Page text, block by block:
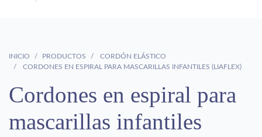
INICIO PRODUCTOS
CORDÓN ELÁSTICO
CORDONES EN ESPIRAL PARA MASCARILLAS INFANTILES (LIAFLEX)
Cordones en espiral para
mascarillas infantiles